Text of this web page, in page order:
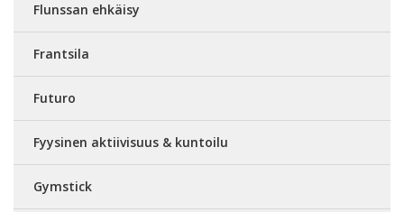
Flunssan ehkäisy
Frantsila
Futuro
Fyysinen aktiivisuus & kuntoilu
Gymstick